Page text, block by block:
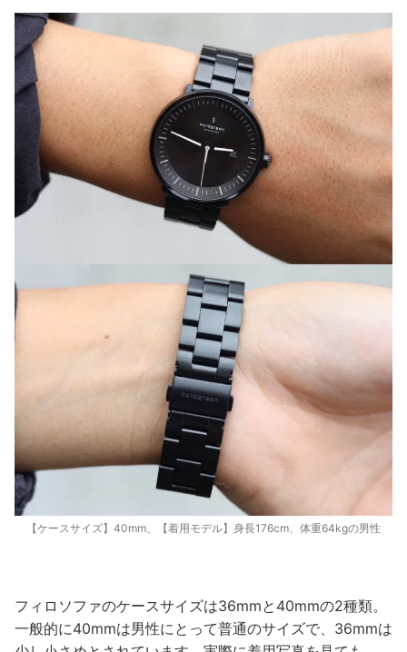
【ケースサイズ】40mm、【着用モデル】身長176cm、体重64kgの男性
フィロソファのケースサイズは36mmと40mmの2種類。
一般的に40mmは男性にとって普通のサイズで、36mmは